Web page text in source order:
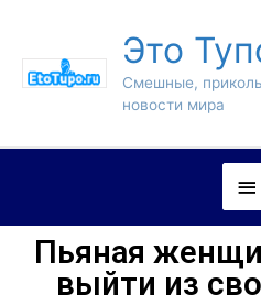
Это
Смешные,
новости мира
Пьяная
выйти из